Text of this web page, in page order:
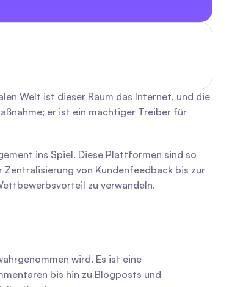
Welt ist dieser Raum das Internet, und die
er ist ein mächtiger Treiber für
ins Spiel. Diese Plattformen sind so
Zentralisierung von Kundenfeedback bis zur
zu verwandeln.
wird. Es ist eine
bis hin zu Blogposts und